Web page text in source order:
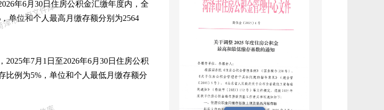
年6月30日住房公积金汇缴年度内，全
单位和个人最高月缴存额分别为2564
年7月1日至2026年6月30日住房公积
比例为5%，单位和个人最低月缴存额分